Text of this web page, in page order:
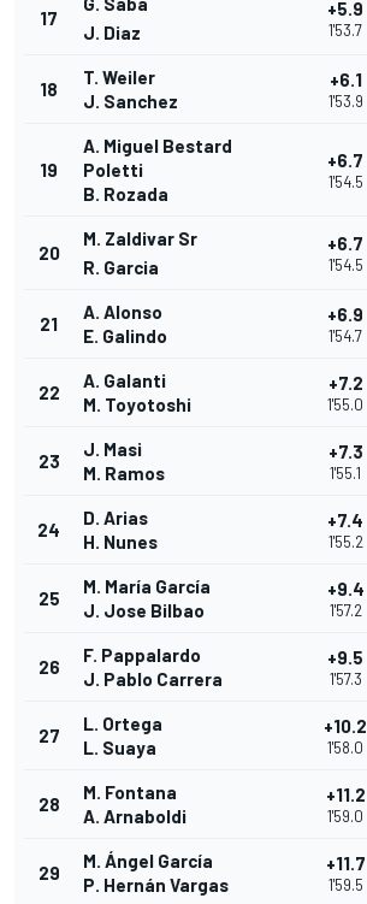
17
J. Diaz
+5.9
1'53.7
18
T. Weiler
J. Sanchez
+6.1
1'53.9
19
A. Miguel Bestard
Poletti
B. Rozada
+6.7
1'54.5
20
M. Zaldivar Sr
R. Garcia
+6.7
1'54.5
21
A. Alonso
E. Galindo
+6.9
1'54.7
22
A. Galanti
M. Toyotoshi
+7.2
1'55.0
23
J. Masi
M. Ramos
+7.3
1'55.1
24
D. Arias
H. Nunes
+7.4
1'55.2
25
M. María García
J. Jose Bilbao
+9.4
1'57.2
26
F. Pappalardo
J. Pablo Carrera
+9.5
1'57.3
27
L. Ortega
L. Suaya
+10.2
1'58.0
28
M. Fontana
A. Arnaboldi
+11.2
1'59.0
29
M. Ángel García
P. Hernán Vargas
+11.7
1'59.5